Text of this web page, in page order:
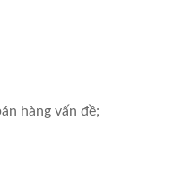
hàng vấn đề;